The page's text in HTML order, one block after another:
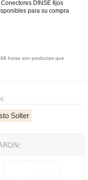
DINSE fijos
para su compra
horas son productos que
Solter